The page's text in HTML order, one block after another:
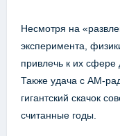
Несмотря на
эксперимента,
привлечь к их сфере
Также удача с AM-
гигантский скачок
считанные годы.